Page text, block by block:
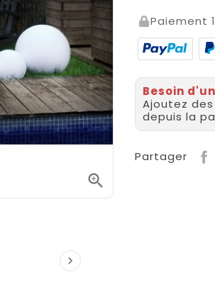


Paiement
Besoin
Ajoutez
depuis la
Partager